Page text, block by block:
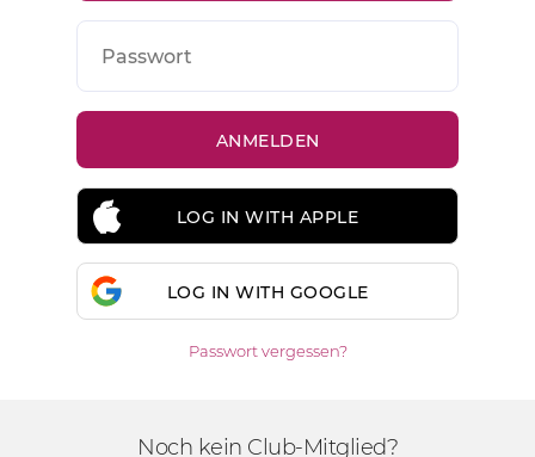
LOG IN WITH APPLE
LOG IN WITH GOOGLE
Passwort vergessen?
Noch kein Club-Mitglied?